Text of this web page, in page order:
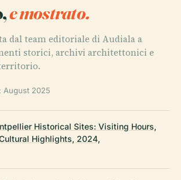
e mostrato.
dal team editoriale di Audiala a
storici, archivi architettonici e
August 2025
Historical Sites: Visiting Hours,
Highlights, 2024,